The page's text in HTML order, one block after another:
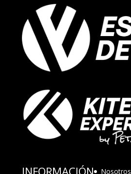
Nosotros